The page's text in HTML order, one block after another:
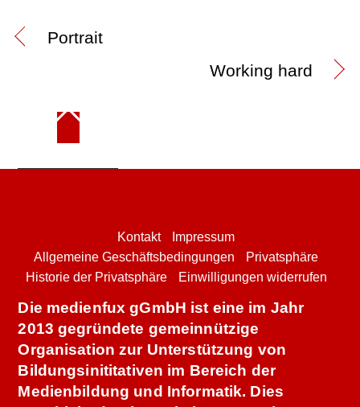
Portrait
Working hard
Kontakt
Impressum
Allgemeine Geschäftsbedingungen
Privatsphäre
Historie der Privatsphäre
Einwilligungen widerrufen
Die medienfux gGmbH ist eine im Jahr
2013 gegründete gemeinnützige
Organisation zur Unterstützung von
Bildungsinititativen im Bereich der
Medienbildung und Informatik. Dies